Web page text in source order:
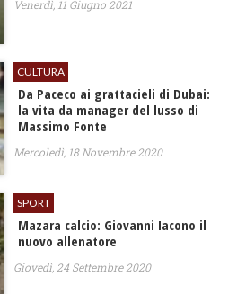
Venerdì, 11 Giugno 2021
CULTURA
Da Paceco ai grattacieli di Dubai:
la vita da manager del lusso di
Massimo Fonte
Mercoledì, 18 Novembre 2020
SPORT
Mazara calcio: Giovanni Iacono il
nuovo allenatore
Giovedì, 24 Settembre 2020